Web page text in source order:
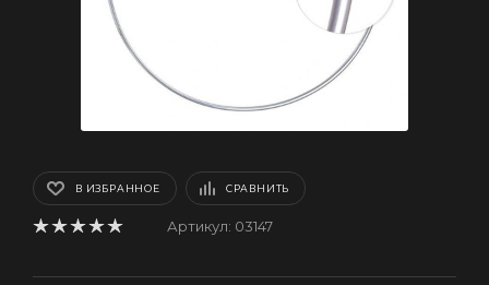
В ИЗБРАННОЕ СРАВНИТЬ
Артикул: 03147